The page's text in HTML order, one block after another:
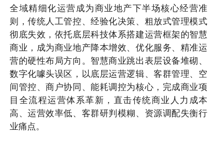
全域精细化运营成为商业地产下半场核心经营准
则，传统人工管控、经验化决策、粗放式管理模式
彻底失效，依托底层科技体系搭建运营框架的智慧
商业，成为商业地产降本增效、优化服务、精准运
营的硬性布局方向。智慧商业跳出表层设备堆砌、
数字化噱头误区，以底层运营逻辑、客群管理、空
间管控、商户协同、能耗调控为核心，完成商业项
目全流程运营体系革新，直击传统商业人力成本
高、运营效率低、客群研判模糊、资源调配失衡行
业痛点。